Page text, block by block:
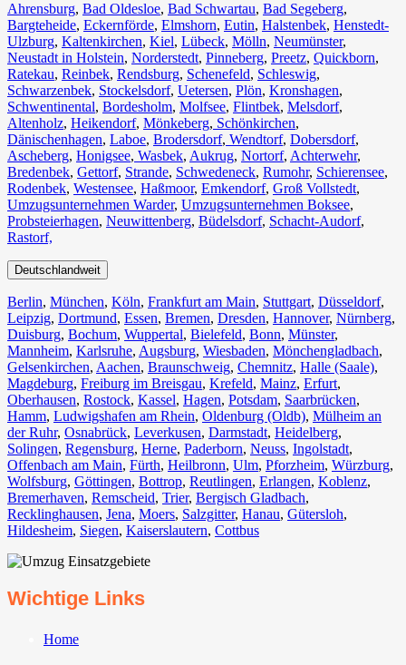
Ahrensburg, Bad Oldesloe, Bad Schwartau, Bad Segeberg,
Bargteheide, Eckernförde, Elmshorn, Eutin, Halstenbek, Henstedt-
Ulzburg, Kaltenkirchen, Kiel, Lübeck, Mölln, Neumünster,
Neustadt in Holstein, Norderstedt, Pinneberg, Preetz, Quickborn,
Ratekau, Reinbek, Rendsburg, Schenefeld, Schleswig,
Schwarzenbek, Stockelsdorf, Uetersen, Plön, Kronshagen,
Schwentinental, Bordesholm, Molfsee, Flintbek, Melsdorf,
Altenholz, Heikendorf, Mönkeberg, Schönkirchen,
Dänischenhagen, Laboe, Brodersdorf, Wendtorf, Dobersdorf,
Ascheberg, Honigsee, Wasbek, Aukrug, Nortorf, Achterwehr,
Bredenbek, Gettorf, Strande, Schwedeneck, Rumohr, Schierensee,
Rodenbek, Westensee, Haßmoor, Emkendorf, Groß Vollstedt,
Umzugsunternehmen Warder, Umzugsunternehmen Boksee,
Probsteierhagen, Neuwittenberg, Büdelsdorf, Schacht-Audorf,
Rastorf,
Deutschlandweit
Berlin⁠, München, Köln⁠, Frankfurt am Main, Stuttgart, Düsseldorf,
Leipzig, Dortmund, Essen, Bremen, Dresden, Hannover, Nürnberg,
Duisburg⁠, Bochum, Wuppertal⁠, Bielefeld⁠, Bonn⁠, Münster⁠,
Mannheim, Karlsruhe, Augsburg, Wiesbaden⁠, Mönchengladbach⁠,
Gelsenkirchen⁠, Aachen⁠, Braunschweig, Chemnitz⁠, Halle (Saale)⁠,
Magdeburg, Freiburg im Breisgau⁠, Krefeld⁠, Mainz⁠, Erfurt,
Oberhausen⁠, Rostock⁠, Kassel⁠, Hagen, Potsdam, Saarbrücken⁠,
Hamm, Ludwigshafen am Rhein⁠, Oldenburg (Oldb), Mülheim an
der Ruhr, Osnabrück⁠, Leverkusen, Darmstadt⁠, Heidelberg,
Solingen, Regensburg, Herne⁠, Paderborn, Neuss, Ingolstadt,
Offenbach am Main, Fürth⁠, Heilbronn, Ulm⁠, Pforzheim, Würzburg,
Wolfsburg⁠, Göttingen, Bottrop, Reutlingen, Erlangen⁠, Koblenz,
Bremerhaven⁠, Remscheid, Trier⁠, Bergisch Gladbach,
Recklinghausen, Jena⁠, Moers⁠, Salzgitter⁠, Hanau, Gütersloh,
Hildesheim⁠, Siegen⁠, Kaiserslautern⁠, Cottbus⁠
Wichtige Links
Home